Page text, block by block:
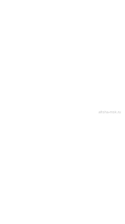
afisha-msk.ru